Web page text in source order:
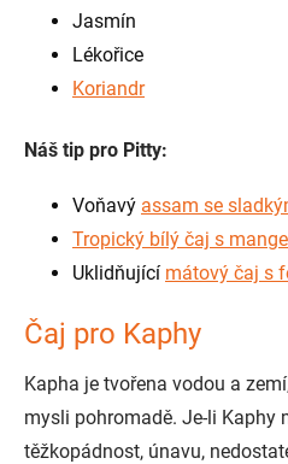
Jasmín
Lékořice
Koriandr
Náš tip pro Pitty:
Voňavý assam se
Tropický bílý čaj s
Uklidňující mátový čaj s
Čaj pro Kaphy
Kapha je tvořena vodou a
mysli pohromadě. Je-li Kaphy
těžkopádnost, únavu,